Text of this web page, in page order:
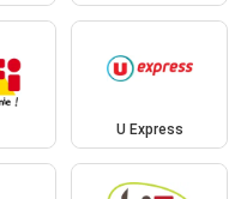
U Express